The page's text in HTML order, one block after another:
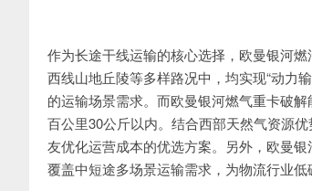
作为长途干线运输的核心选择，欧曼银河
西线山地丘陵等多样路况中，均实现“动力
的运输场景需求。而欧曼银河燃气重卡破
百公里30公斤以内。结合西部天然气资源
友优化运营成本的优选方案。另外，欧曼
覆盖中短途多场景运输需求，为物流行业